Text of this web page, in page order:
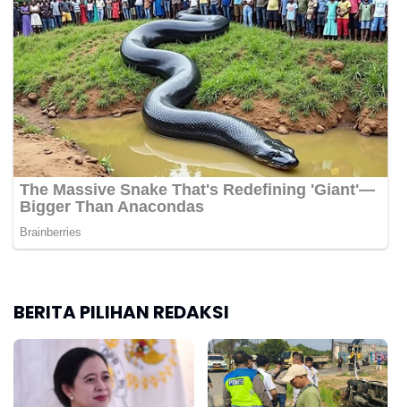
BERITA PILIHAN REDAKSI